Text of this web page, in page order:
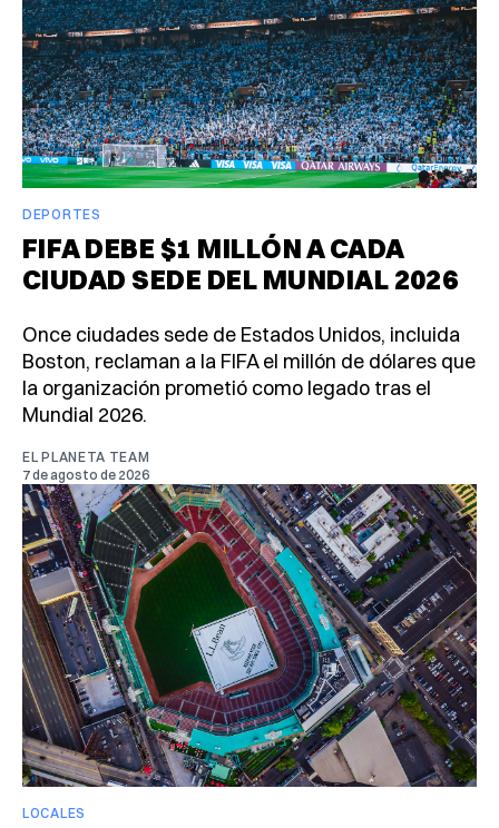
DEPORTES
FIFA DEBE $1 MILLÓN A CADA
CIUDAD SEDE DEL MUNDIAL 2026
Once ciudades sede de Estados Unidos, incluida
Boston, reclaman a la FIFA el millón de dólares que
la organización prometió como legado tras el
Mundial 2026.
EL PLANETA TEAM
7 de agosto de 2026
LOCALES